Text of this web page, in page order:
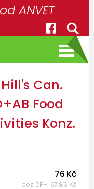
ANVET
Can.
Food
Konz.
76 Kč
bez DPH: 67,86 Kč